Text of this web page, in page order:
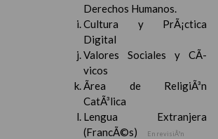
Derechos Humanos.
Cultura y PrÃ¡ctica
Digital
Valores Sociales y CÃ­
vicos
Ãrea de ReligiÃ³n
CatÃ³lica
Lengua Extranjera
(FrancÃ©s)
En revisiÃ³n